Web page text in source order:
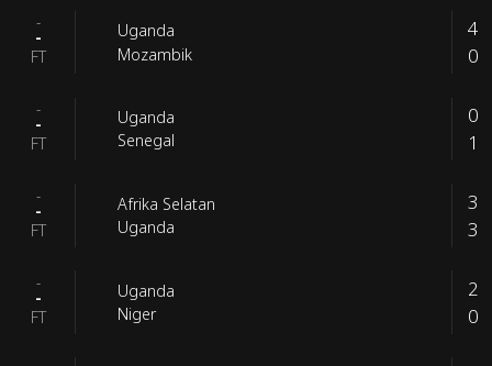
-
-
FT
Uganda
Mozambik
4
0
-
-
FT
Uganda
Senegal
0
1
-
-
FT
Afrika Selatan
Uganda
3
3
-
-
FT
Uganda
Niger
2
0